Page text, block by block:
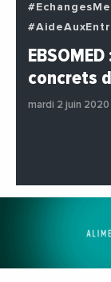
#BuzzNews
#Entreprises
concrets
mardi 2 juin 2020